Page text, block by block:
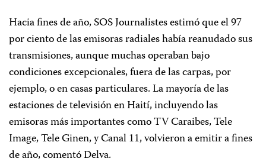
Hacia fines de año, SOS Journalistes estimó que el 97
por ciento de las emisoras radiales había reanudado sus
transmisiones, aunque muchas operaban bajo
condiciones excepcionales, fuera de las carpas, por
ejemplo, o en casas particulares. La mayoría de las
estaciones de televisión en Haití, incluyendo las
emisoras más importantes como TV Caraibes, Tele
Image, Tele Ginen, y Canal 11, volvieron a emitir a fines
de año, comentó Delva.